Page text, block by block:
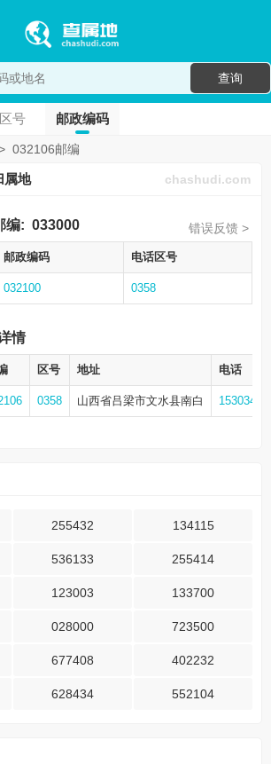
查询
号 邮政编码
032106邮编
属地 chashudi.com
编: 033000 错误反馈 >
邮政编码 电话区号
032100 0358
情
区号 地址 电话
0358 山西省吕梁市文水县南白
255432 134115
536133 255414
123003 133700
028000 723500
677408 402232
628434 552104